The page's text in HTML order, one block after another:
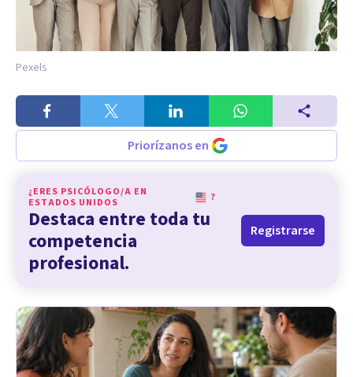
Pexels
Priorízanos en
¿ERES PSICÓLOGO/A EN
ESTADOS UNIDOS
?
Destaca entre toda tu
competencia
profesional.
Registrarse